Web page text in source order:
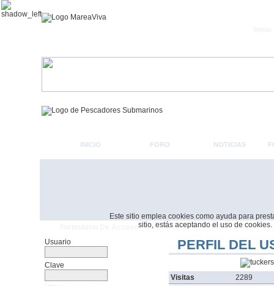
Este sitio emplea cookies como ayuda para
sitio, estás aceptando el uso de cookies.
INICIO FORO NOTICIAS
Usuario
Clave
PERFIL DEL
Visitas
2289